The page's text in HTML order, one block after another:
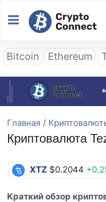
Bitcoin Ethereum
Главная /
Криптовалюта
XTZ $0.2044
Краткий обзор